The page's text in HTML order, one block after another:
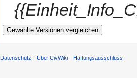
Datenschutz Über CivWiki Haftungsausschluss